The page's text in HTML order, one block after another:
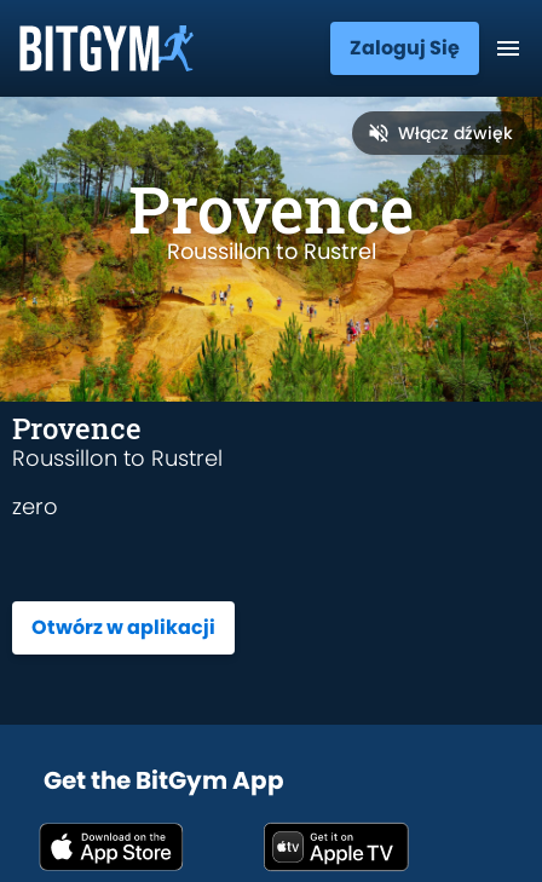
Zaloguj Się
Włącz dźwięk
Provence
Roussillon to Rustrel
Provence
Roussillon to Rustrel
zero
Otwórz w aplikacji
Get the BitGym App